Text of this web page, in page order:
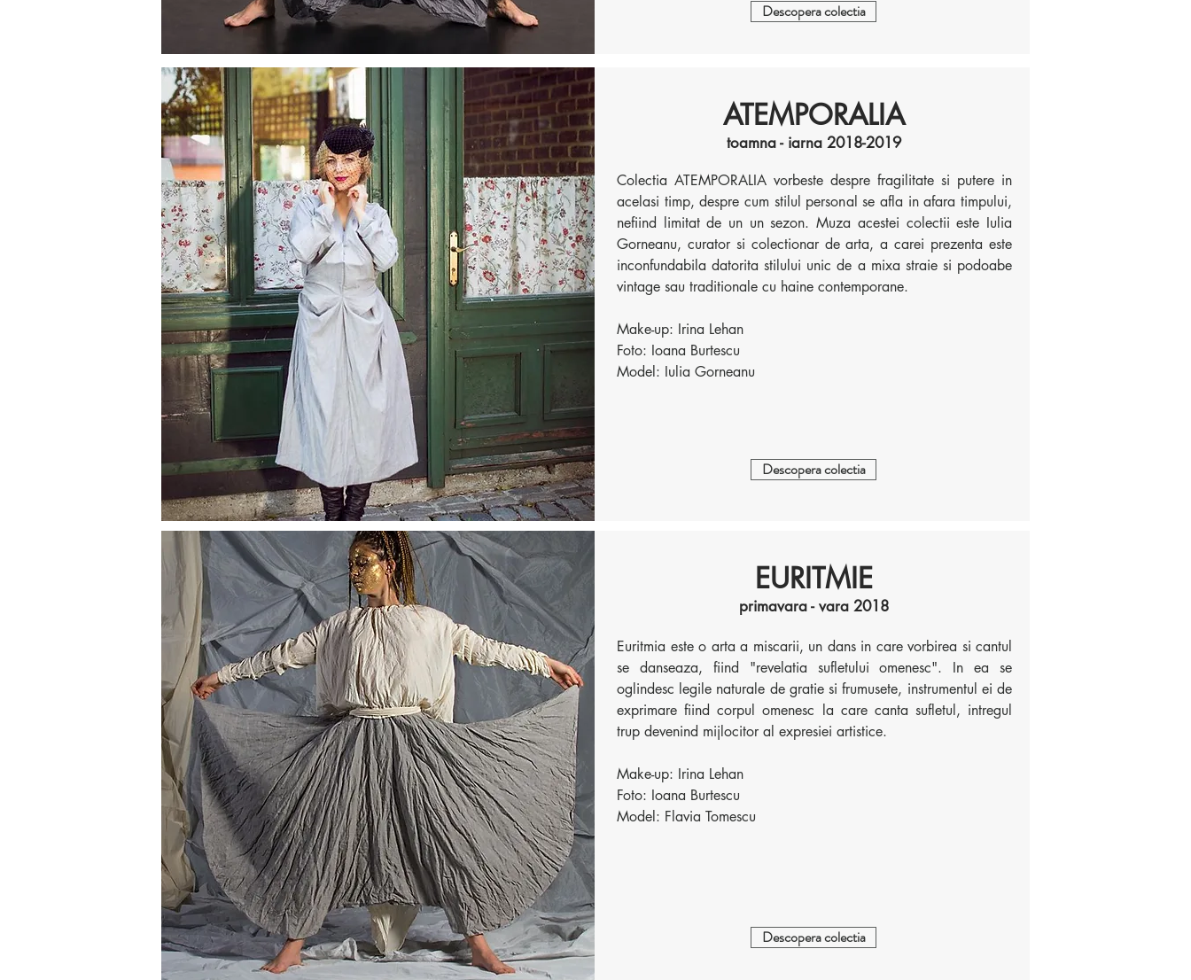
ATEMPORALIA
toamna - iarna 2018-2019
Colectia ATEMPORALIA vorbeste despre fragilitate si putere in
acelasi timp, despre cum stilul personal se afla in afara timpului,
nefiind limitat de un un sezon. Muza acestei colectii este Iulia
Gorneanu, curator si colectionar de arta, a carei prezenta este
inconfundabila datorita stilului unic de a mixa straie si podoabe
vintage sau traditionale cu haine contemporane.
Make-up: Irina Lehan
Foto: Ioana Burtescu
Model: Iulia Gorneanu
EURITMIE
primavara - vara 2018
Euritmia este o arta a miscarii, un dans in care vorbirea si cantul
se danseaza, fiind "revelatia sufletului omenesc". In ea se
oglindesc legile naturale de gratie si frumusete, instrumentul ei de
exprimare fiind corpul omenesc la care canta sufletul, intregul
trup devenind mijlocitor al expresiei artistice.
Make-up: Irina Lehan
Foto: Ioana Burtescu
Model: Flavia Tomescu
Descopera colectia
Descopera colectia
Descopera colectia